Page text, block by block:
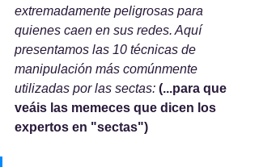
extremadamente peligrosas para
quienes caen en sus redes. Aquí
presentamos las 10 técnicas de
manipulación más comúnmente
utilizadas por las sectas: (...para que
veáis las memeces que dicen los
expertos en "sectas")